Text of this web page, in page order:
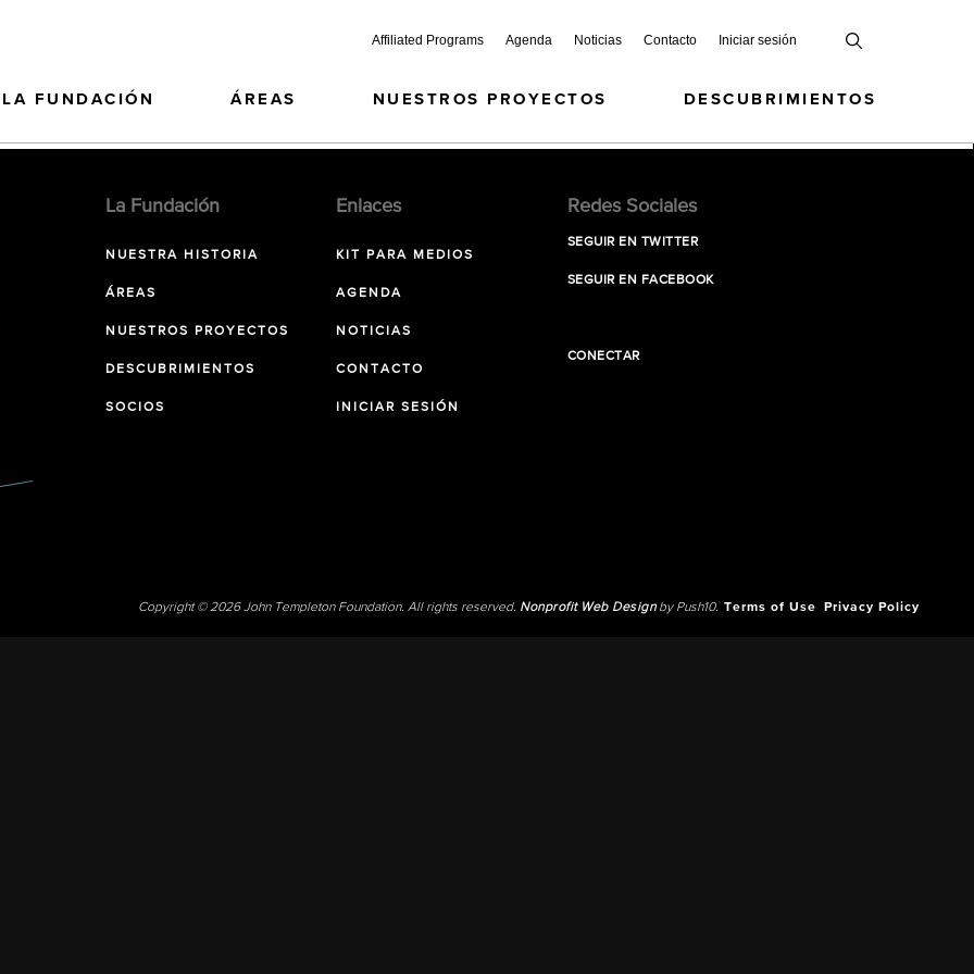
Affiliated Programs Agenda Noticias Contacto Iniciar sesión
LA FUNDACIÓN ÁREAS NUESTROS PROYECTOS DESCUBRIMIENTOS
La Fundación
NUESTRA HISTORIA
ÁREAS
NUESTROS PROYECTOS
DESCUBRIMIENTOS
SOCIOS
Enlaces
KIT PARA MEDIOS
AGENDA
NOTICIAS
CONTACTO
INICIAR SESIÓN
Redes Sociales
SEGUIR EN TWITTER
SEGUIR EN FACEBOOK
CONECTAR
Copyright © 2026 John Templeton Foundation. All rights reserved. Nonprofit Web Designby Push10. Terms of Use Privacy Policy